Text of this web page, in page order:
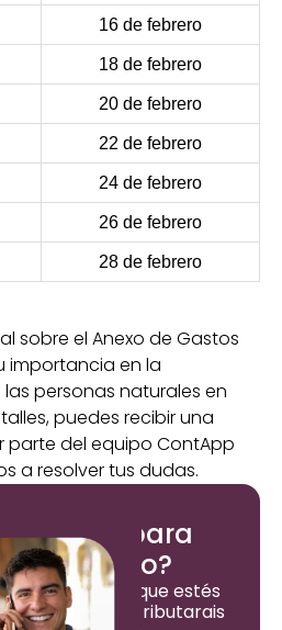
16 de febrero
18 de febrero
20 de febrero
22 de febrero
24 de febrero
26 de febrero
28 de febrero
sobre el Anexo de Gastos
importancia en la
personas naturales en
puedes recibir una
parte del equipo ContApp
a resolver tus dudas.
ayuda para
tu Anexo?
de que estés
obligaciones tributarais